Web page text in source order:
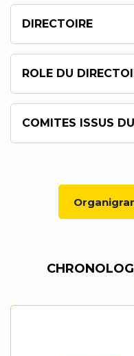
DIRECTOIRE
ROLE DU
COMITES ISSUS